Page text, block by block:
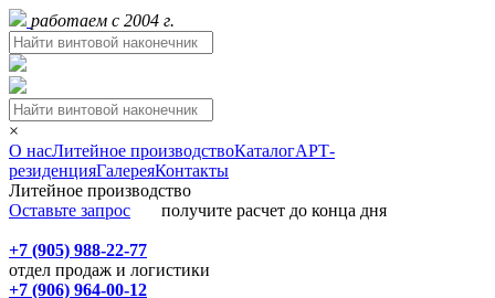
работаем с 2004 г.
×
О насЛитейное производствоКаталогАРТ-
резиденцияГалереяКонтакты
Литейное производство
Оставьте запрос получите расчет до конца дня
+7 (905) 988-22-77
отдел продаж и логистики
+7 (906) 964-00-12